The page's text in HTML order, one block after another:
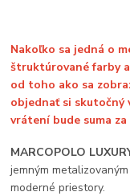
Nakoľko sa jedná o
štruktúrované farby
od toho ako sa
objednať si
vrátení bude suma
MARCOPOLO
jemným
moderné priestory.